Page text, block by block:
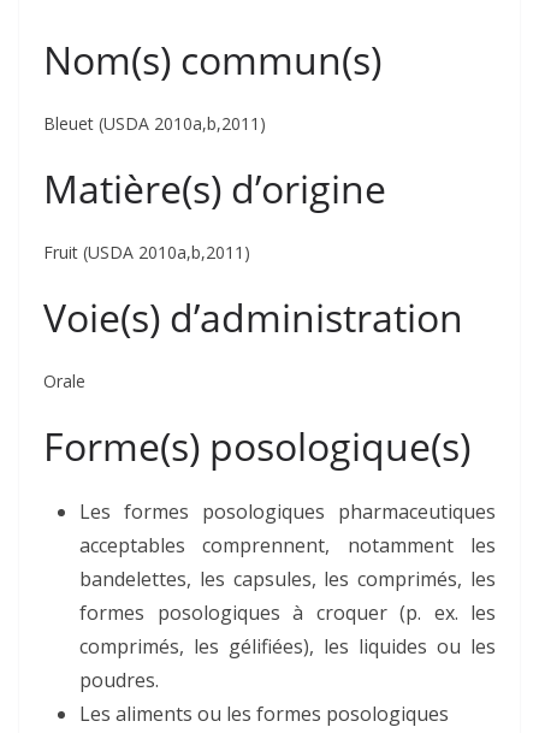
Nom(s) commun(s)
Bleuet (USDA 2010a,b,2011)
Matière(s) d’origine
Fruit (USDA 2010a,b,2011)
Voie(s) d’administration
Orale
Forme(s) posologique(s)
Les formes posologiques pharmaceutiques
acceptables comprennent, notamment les
bandelettes, les capsules, les comprimés, les
formes posologiques à croquer (p. ex. les
comprimés, les gélifiées), les liquides ou les
poudres.
Les aliments ou les formes posologiques